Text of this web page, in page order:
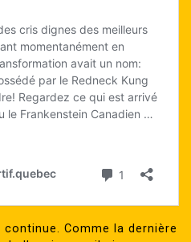
Comme la dernière